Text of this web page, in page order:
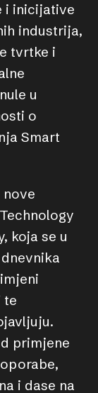
i inicijative
industrija,
tvrtke i
u
o
Smart
koja se u
te
primjene
i dase na